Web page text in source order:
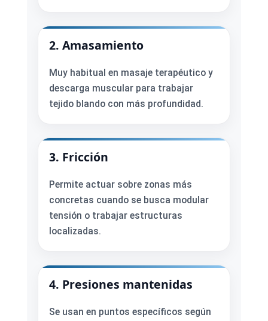
2. Amasamiento
Muy habitual en masaje terapéutico y
descarga muscular para trabajar
tejido blando con más profundidad.
3. Fricción
Permite actuar sobre zonas más
concretas cuando se busca modular
tensión o trabajar estructuras
localizadas.
4. Presiones mantenidas
Se usan en puntos específicos según